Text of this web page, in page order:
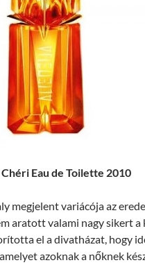
Eau de Toilette 2010
megjelent variácója az
aratott valami nagy sikert
el a divatházat, hogy
azoknak a nőknek